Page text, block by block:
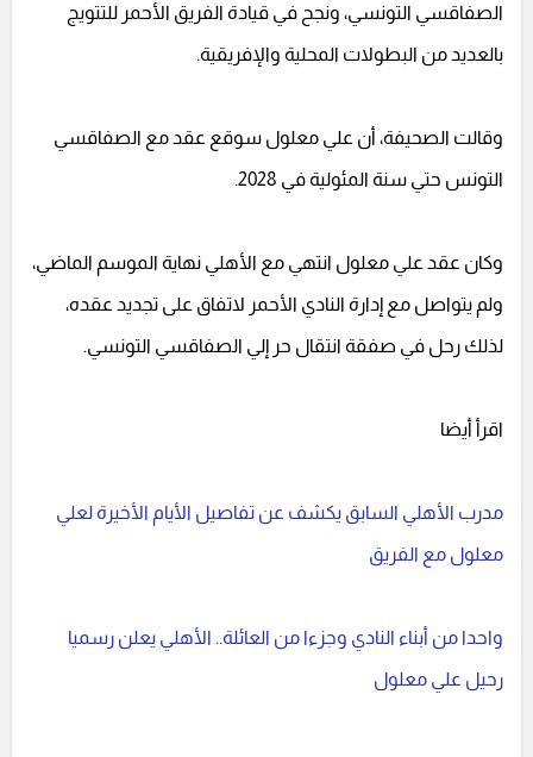
الصفاقسي التونسي، ونجح في قيادة الفريق الأحمر للتتويج
بالعديد من البطولات المحلية والإفريقية.
وقالت الصحيفة، أن علي معلول سوقع عقد مع الصفاقسي
التونس حتي سنة المئولية في 2028.
وكان عقد علي معلول انتهي مع الأهلي نهاية الموسم الماضي،
ولم يتواصل مع إدارة النادي الأحمر لاتفاق على تجديد عقده،
لذلك رحل في صفقة انتقال حر إلي الصفاقسي التونسي.
اقرأ أيضا
مدرب الأهلي السابق يكشف عن تفاصيل الأيام الأخيرة لعلي
معلول مع الفريق
واحدا من أبناء النادي وجزءا من العائلة.. الأهلي يعلن رسميا
رحيل علي معلول